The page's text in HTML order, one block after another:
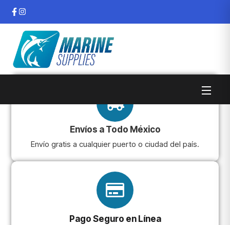
Envíos a Todo México
Envío gratis a cualquier puerto o ciudad del país.
Pago Seguro en Línea